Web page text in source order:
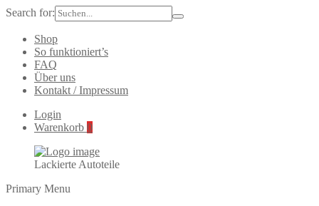
Search for:
Shop
So funktioniert’s
FAQ
Über uns
Kontakt / Impressum
Login
Warenkorb 0
Lackierte Autoteile
Primary Menu